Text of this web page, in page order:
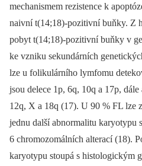
mechanismem rezistence k
naivní t(14;18)-pozitivní buňky. Z
pobyt t(14;18)-pozitivní buňky v
ke vzniku sekundárních
lze u folikulárního lymfomu
jsou delece 1p, 6q, 10q a 17p,
12q, X a 18q (17). U 90 % FL lze
jednu další abnormalitu karyotypu
6 chromozomálních alterací (18).
karyotypu stoupá s histologickým